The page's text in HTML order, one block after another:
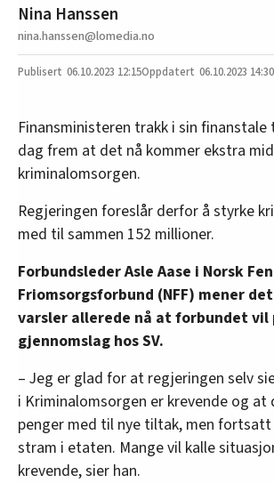
Nina Hanssen
nina.hanssen@lomedia.no
06.10.2023 12:15 06.10.2023 14:30
Finansministeren trakk i sin
dag frem at det nå kommer ekstra
kriminalomsorgen.
Regjeringen foreslår derfor å styrke
med til sammen 152 millioner.
Forbundsleder Asle Aase i Norsk
Friomsorgsforbund (NFF) mener
varsler allerede nå at forbundet vil
gjennomslag hos SV.
– Jeg er glad for at regjeringen selv
i Kriminalomsorgen er krevende og
penger med til nye tiltak, men
stram i etaten. Mange vil kalle
krevende, sier han.